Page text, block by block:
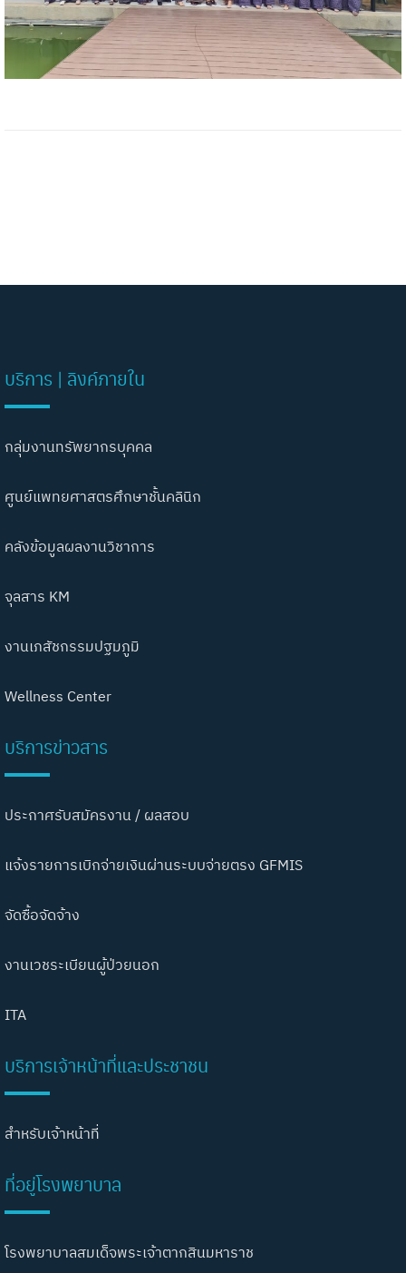
บริการ | ลิงค์ภายใน
กลุ่มงานทรัพยากรบุคคล
ศูนย์แพทยศาสตรศึกษาชั้นคลินิก
คลังข้อมูลผลงานวิชาการ
จุลสาร KM
งานเภสัชกรรมปฐมภูมิ
Wellness Center
บริการข่าวสาร
ประกาศรับสมัครงาน / ผลสอบ
แจ้งรายการเบิกจ่ายเงินผ่านระบบจ่ายตรง GFMIS
จัดซื้อจัดจ้าง
งานเวชระเบียนผู้ป่วยนอก
ITA
บริการเจ้าหน้าที่และประชาชน
สำหรับเจ้าหน้าที่
ที่อยู่โรงพยาบาล
โรงพยาบาลสมเด็จพระเจ้าตากสินมหาราช